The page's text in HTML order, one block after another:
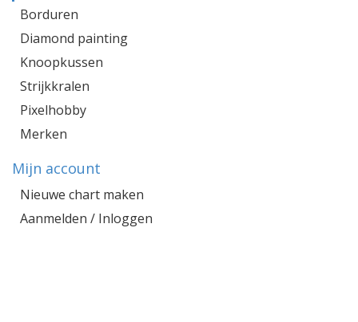
Borduren
Diamond painting
Knoopkussen
Strijkkralen
Pixelhobby
Merken
Mijn account
Nieuwe chart maken
Aanmelden / Inloggen